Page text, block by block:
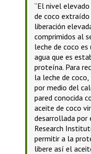
“El nivel
de coco extraído
liberación
comprimidos al
leche de coco
agua que es
proteína. Para
la leche de
por medio del
pared conocida
aceite de coco
desarrollada por
Research
permitir a la
libere así el